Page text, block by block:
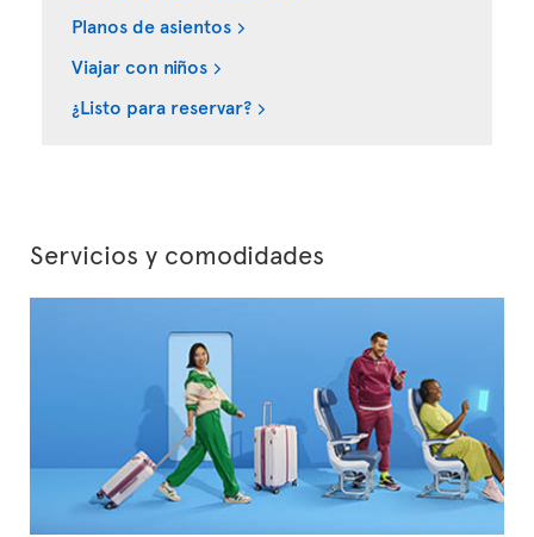
Planos de asientos
Viajar con niños
¿Listo para reservar?
Servicios y comodidades